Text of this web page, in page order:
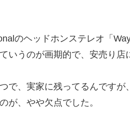
のヘッドホンステレオ「
いうのが画期的で、安売り店
で、実家に残ってるんですが
が、やや欠点でした。